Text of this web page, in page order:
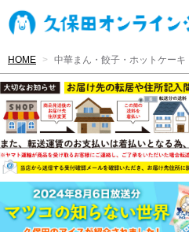
HOME 中華まん・餃子・ホットケーキ